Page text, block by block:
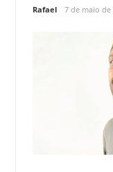
Rafael 7 de maio de